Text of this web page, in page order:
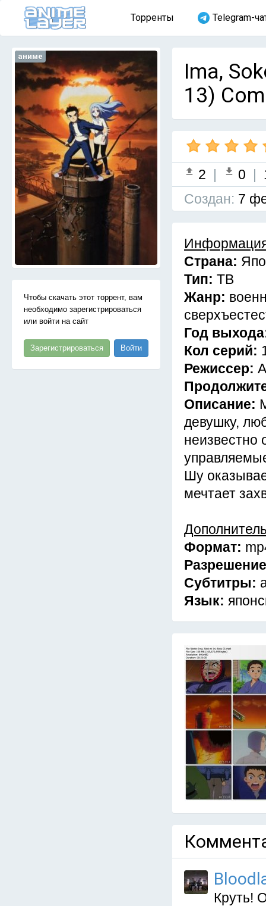
Торренты Telegram-
аниме
Чтобы скачать этот торрент, вам
необходимо зарегистрироваться
или войти на сайт
Зарегистрироваться Войти
Ima,
13)
2 | 0 |
Cоздан: 7
Страна:
Тип: ТВ
Жанр:
Год
Кол серий:
Режиссер:
Описание:
девушку,
неизвестно
Шу
мечтает
Формат:
Субтитры:
Язык:
Круть!